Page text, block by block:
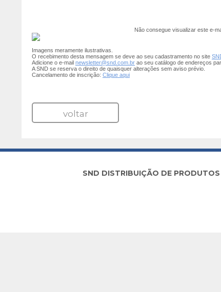
Não consegue visualizar este e-
Imagens meramente ilustrativas.
O recebimento desta mensagem se deve ao seu cadastramento no site
Adicione o e-mail newsletter@snd.com.br ao seu catálogo de endereços
A SND se reserva o direito de quaisquer alterações sem aviso prévio.
Cancelamento de inscrição: Clique aqui
voltar
SND DISTRIBUIÇÃO DE